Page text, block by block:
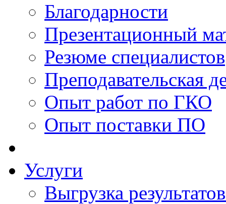
Благодарности
Презентационный
Резюме специалистов
Преподавательская
Опыт работ по ГКО
Опыт поставки ПО
Услуги
Выгрузка